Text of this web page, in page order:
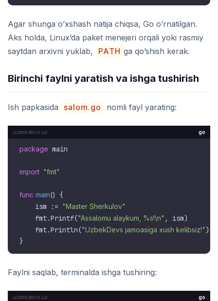
Agar shunga o’xshash natija chiqsa, Go o’rnatilgan.
Aks holda, Linux’da paket menejeri orqali yoki rasmiy
saytdan arxivni yuklab,
PATH ga qo’shish kerak.
Birinchi faylni yaratish va ishga tushirish
Ish papkasida salom.go nomli fayl yarating:
go
package main
import "fmt"
func main() {
    ism :=
"Master Sherkulov"
    fmt.Printf(
"Assalomu alaykum, %s!\n" , ism)
    fmt.Println(
"UzbekDevs jamoasiga xush kelibsiz!")
Faylni saqlab, terminalda ishga tushiring:
go